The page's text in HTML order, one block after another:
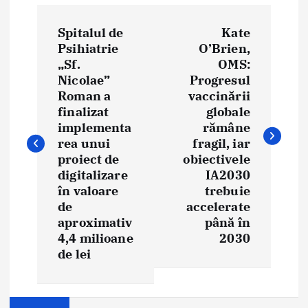
n
a
t
Spitalul de
Psihiatrie
„Sf.
Nicolae”
Roman a
finalizat
implementa
rea unui
proiect de
digitalizare
în valoare
de
aproximativ
4,4 milioane
de lei
Kate
O’Brien,
OMS:
Progresul
vaccinării
globale
rămâne
fragil, iar
obiectivele
IA2030
trebuie
accelerate
până în
2030